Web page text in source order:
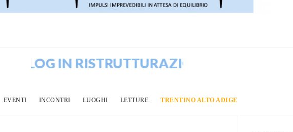
BLOG IN RISTRUTTURAZIONE! VECCHI
EVENTI INCONTRI LUOGHI LETTURE TRENTINO ALTO ADIGE